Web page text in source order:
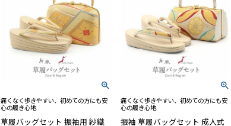
痛くなく歩きやすい、初めての方にも安
心の履き心地
草履バッグセット 振袖用 紗織
痛くなく歩きやすい、初めての方にも安
心の履き心地
振袖 草履バッグセット 成人式